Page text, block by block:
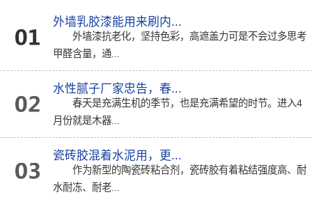
外墙乳胶漆能用来刷内...
外墙漆抗老化，坚持色彩，高遮盖力可是不会过多思考
甲醛含量，通...
水性腻子厂家忠告，春...
春天是充满生机的季节，也是充满希望的时节。进入4
月份就是木器...
瓷砖胶混着水泥用，更...
作为新型的陶瓷砖粘合剂，瓷砖胶有着粘结强度高、耐
水耐冻、耐老...